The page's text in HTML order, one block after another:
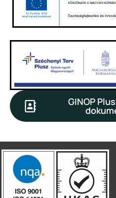
GINOP